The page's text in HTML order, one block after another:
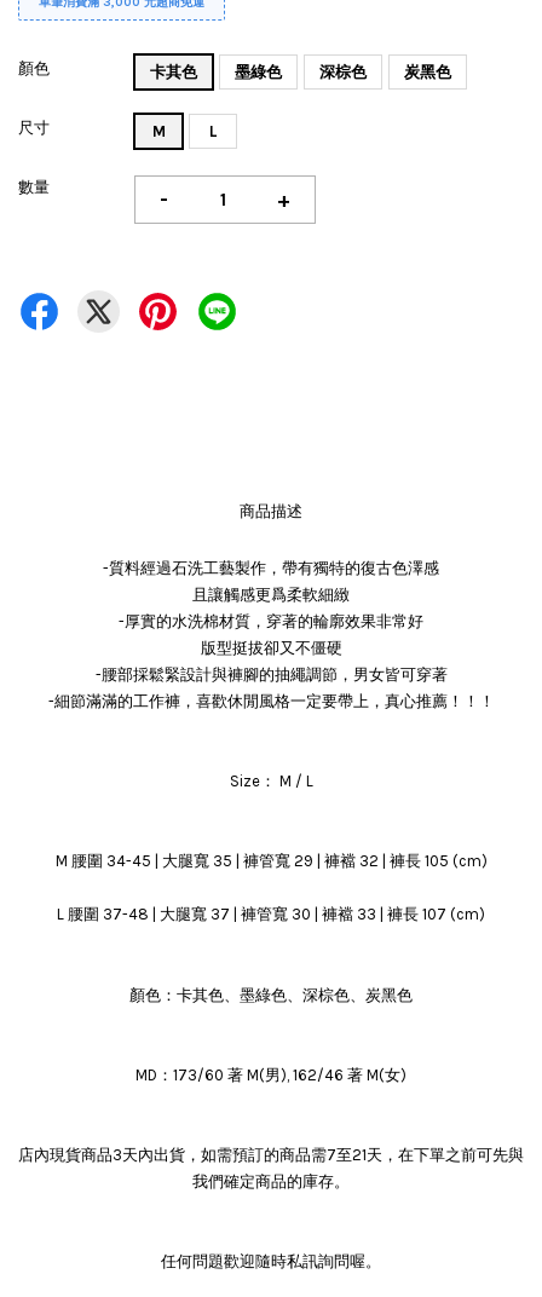
顏色 卡其色 墨綠色 深棕色 炭黑色
尺寸 M L
數量 - +
商品描述
-質料經過石洗工藝製作，帶有獨特的復古色澤感
且讓觸感更爲柔軟細緻
-厚實的水洗棉材質，穿著的輪廓效果非常好
版型挺拔卻又不僵硬
-腰部採鬆緊設計與褲腳的抽繩調節，男女皆可穿著
-細節滿滿的工作褲，喜歡休閒風格一定要帶上，真心推薦！！！
Size： M / L
M 腰圍 34-45 | 大腿寬 35 | 褲管寬 29 | 褲襠 32 | 褲長 105 (cm)
L 腰圍 37-48 | 大腿寬 37 | 褲管寬 30 | 褲襠 33 | 褲長 107 (cm)
顏色： 卡其色、墨綠色、深棕色、炭黑色
MD：173/60 著 M(男), 162/46 著 M(女)
店內現貨商品3天內出貨，如需預訂的商品需7至21天，在下單之前可先與
我們確定商品的庫存。
任何問題歡迎隨時私訊詢問喔。